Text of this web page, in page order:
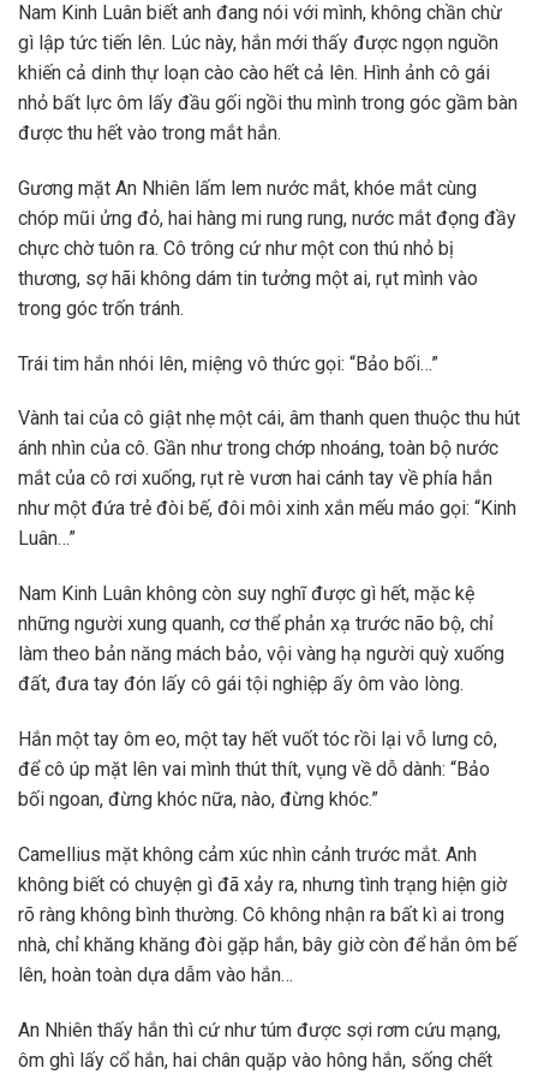
Nam Kinh Luân biết anh đang nói với mình, không chần chừ
gì lập tức tiến lên. Lúc này, hắn mới thấy được ngọn nguồn
khiến cả dinh thự loạn cào cào hết cả lên. Hình ảnh cô gái
nhỏ bất lực ôm lấy đầu gối ngồi thu mình trong góc gầm bàn
được thu hết vào trong mắt hắn.
Gương mặt An Nhiên lấm lem nước mắt, khóe mắt cùng
chóp mũi ửng đỏ, hai hàng mi rung rung, nước mắt đọng đầy
chực chờ tuôn ra. Cô trông cứ như một con thú nhỏ bị
thương, sợ hãi không dám tin tưởng một ai, rụt mình vào
trong góc trốn tránh.
Trái tim hắn nhói lên, miệng vô thức gọi: “Bảo bối…”
Vành tai của cô giật nhẹ một cái, âm thanh quen thuộc thu hút
ánh nhìn của cô. Gần như trong chớp nhoáng, toàn bộ nước
mắt của cô rơi xuống, rụt rè vươn hai cánh tay về phía hắn
như một đứa trẻ đòi bế, đôi môi xinh xắn mếu máo gọi: “Kinh
Luân…”
Nam Kinh Luân không còn suy nghĩ được gì hết, mặc kệ
những người xung quanh, cơ thể phản xạ trước não bộ, chỉ
làm theo bản năng mách bảo, vội vàng hạ người quỳ xuống
đất, đưa tay đón lấy cô gái tội nghiệp ấy ôm vào lòng.
Hắn một tay ôm eo, một tay hết vuốt tóc rồi lại vỗ lưng cô,
để cô úp mặt lên vai mình thút thít, vụng về dỗ dành: “Bảo
bối ngoan, đừng khóc nữa, nào, đừng khóc.”
Camellius mặt không cảm xúc nhìn cảnh trước mắt. Anh
không biết có chuyện gì đã xảy ra, nhưng tình trạng hiện giờ
rõ ràng không bình thường. Cô không nhận ra bất kì ai trong
nhà, chỉ khăng khăng đòi gặp hắn, bây giờ còn để hắn ôm bế
lên, hoàn toàn dựa dẫm vào hắn…
An Nhiên thấy hắn thì cứ như túm được sợi rơm cứu mạng,
ôm ghì lấy cổ hắn, hai chân quặp vào hông hắn, sống chết